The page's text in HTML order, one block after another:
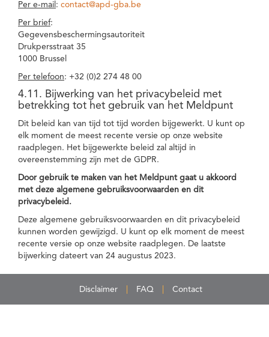
Per e-mail : contact@apd-gba.be
Per brief:
Gegevensbeschermingsautoriteit
Drukpersstraat 35
1000 Brussel
Per telefoon: +32 (0)2 274 48 00
4.11. Bijwerking van het privacybeleid met
betrekking tot het gebruik van het Meldpunt
Dit beleid kan van tijd tot tijd worden bijgewerkt. U kunt op
elk moment de meest recente versie op onze website
raadplegen. Het bijgewerkte beleid zal altijd in
overeenstemming zijn met de GDPR.
Door gebruik te maken van het Meldpunt gaat u akkoord
met deze algemene gebruiksvoorwaarden en dit
privacybeleid.
Deze algemene gebruiksvoorwaarden en dit privacybeleid
kunnen worden gewijzigd. U kunt op elk moment de meest
recente versie op onze website raadplegen. De laatste
bijwerking dateert van 24 augustus 2023.
Disclaimer FAQ Contact